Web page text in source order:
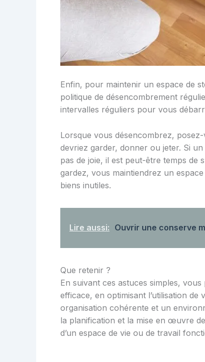
Enfin, pour maintenir un espace de
politique de désencombrement
intervalles réguliers pour vous
Lorsque vous désencombrez,
devriez garder, donner ou jeter. Si un
pas de joie, il est peut-être temps de
gardez, vous maintiendrez un
biens inutiles.
Lire aussi: Ouvrir une conserve
Que retenir ?
En suivant ces astuces simples,
efficace, en optimisant l’utilisation
organisation cohérente et un
la planification et la mise en œuvre
d’un espace de vie ou de travail